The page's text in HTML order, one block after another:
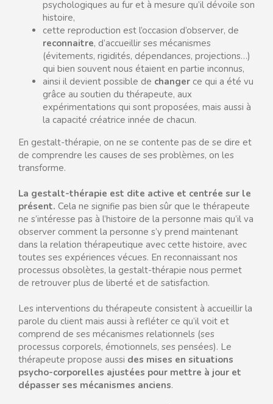
psychologiques au fur et à mesure qu’il dévoile son
histoire,
cette reproduction est l’occasion d’observer, de
reconnaitre, d’accueillir ses mécanismes
(évitements, rigidités, dépendances, projections…)
qui bien souvent nous étaient en partie inconnus,
ainsi il devient possible de changer ce qui a été vu
grâce au soutien du thérapeute, aux
expérimentations qui sont proposées, mais aussi à
la capacité créatrice innée de chacun.
En gestalt-thérapie, on ne se contente pas de se dire et
de comprendre les causes de ses problèmes, on les
transforme.
La gestalt-thérapie est dite active et centrée sur le
présent. Cela ne signifie pas bien sûr que le thérapeute
ne s’intéresse pas à l’histoire de la personne mais qu’il va
observer comment la personne s’y prend maintenant
dans la relation thérapeutique avec cette histoire, avec
toutes ses expériences vécues. En reconnaissant nos
processus obsolètes, la gestalt-thérapie nous permet
de retrouver plus de liberté et de satisfaction.
Les interventions du thérapeute consistent à accueillir la
parole du client mais aussi à refléter ce qu’il voit et
comprend de ses mécanismes relationnels (ses
processus corporels, émotionnels, ses pensées). Le
thérapeute propose aussi des mises en situations
psycho-corporelles ajustées pour mettre à jour et
dépasser ses mécanismes anciens.